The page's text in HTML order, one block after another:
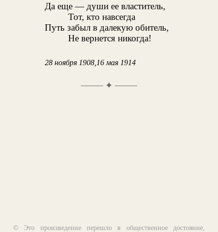
Да еще — души ее властитель,
Тот, кто навсегда
Путь забыл в далекую обитель,
Не вернется никогда!
28 ноября 1908,16 мая 1914
✦
© Это произведение перешло в общественное достояние,